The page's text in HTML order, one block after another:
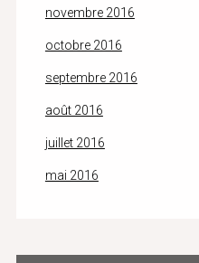
novembre 2016
octobre 2016
septembre 2016
août 2016
juillet 2016
mai 2016